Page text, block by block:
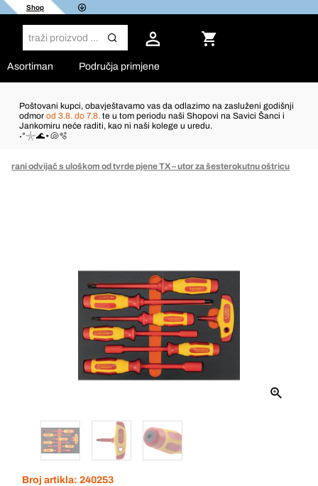
Shop
Asortiman Područja primjene
Poštovani kupci, obavještavamo vas da odlazimo na zasluženi godišnji
odmor od 3.8. do 7.8. te u tom periodu naši Shopovi na Savici Šanci i
Jankomiru neće raditi, kao ni naši kolege u uredu.
˖°𓇼🌊⋆🐚🫧
odvijač s uloškom od tvrde pjene TX – utor za šesterokutnu oštricu
Broj artikla: 240253